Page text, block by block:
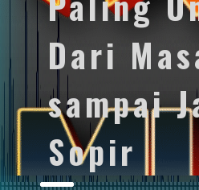
Dari
sampai
Sopir